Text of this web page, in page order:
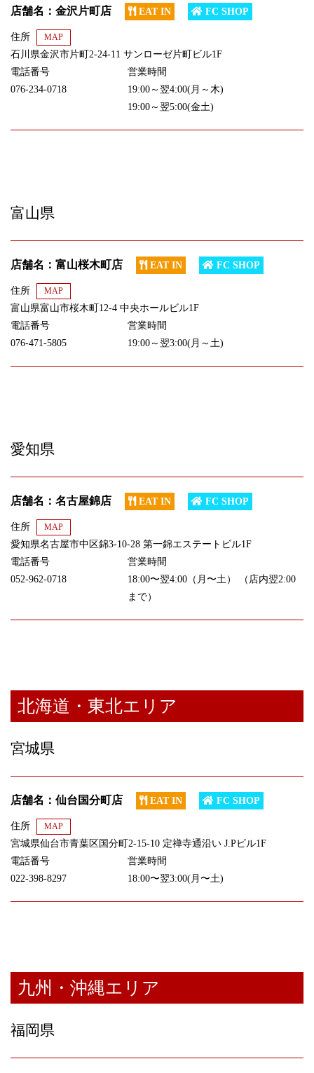
店舗名：金沢片町店 EAT IN FC SHOP
住所 MAP
石川県金沢市片町2-24-11 サンローゼ片町ビル1F
電話番号
076-234-0718
営業時間
19:00～翌4:00(月～木)
19:00～翌5:00(金土)
富山県
店舗名：富山桜木町店 EAT IN FC SHOP
住所 MAP
富山県富山市桜木町12-4 中央ホールビル1F
電話番号
076-471-5805
営業時間
19:00～翌3:00(月～土)
愛知県
店舗名：名古屋錦店 EAT IN FC SHOP
住所 MAP
愛知県名古屋市中区錦3-10-28 第一錦エステートビル1F
電話番号
052-962-0718
営業時間
18:00〜翌4:00（月〜土） （店内翌2:00
まで）
北海道・東北エリア
宮城県
店舗名：仙台国分町店 EAT IN FC SHOP
住所 MAP
宮城県仙台市青葉区国分町2-15-10 定禅寺通沿い J.Pビル1F
電話番号
022-398-8297
営業時間
18:00〜翌3:00(月〜土)
九州・沖縄エリア
福岡県